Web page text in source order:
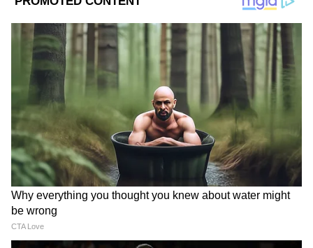
সার্ভিসেস, এলএলসি এবং ক্লিভল্যান্ড ক্লিনিক
ফাউন্ডেশন টসিগ ক্যানসার সেন্টারের গবেষক
জোসেফ এ. বাউয়ার।
Add Asianetnews Bangla as a Preferred
Source
8